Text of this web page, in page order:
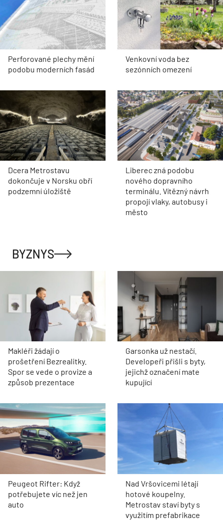
Perforované plechy mění
podobu moderních fasád
Venkovní voda bez
sezónních omezení
Dcera Metrostavu
dokončuje v Norsku obří
podzemní úložiště
Liberec zná podobu
nového dopravního
terminálu. Vítězný návrh
propojí vlaky, autobusy i
město
BYZNYS
Makléři žádají o
prošetření Bezrealitky.
Spor se vede o provize a
způsob prezentace
Garsonka už nestačí.
Developeři přišli s byty,
jejichž označení mate
kupující
Peugeot Rifter: Když
potřebujete víc než jen
auto
Nad Vršovicemi létají
hotové koupelny.
Metrostav staví byty s
využitím prefabrikace